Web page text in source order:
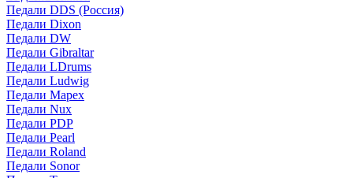
Педали DDS (Россия)
Педали Dixon
Педали DW
Педали Gibraltar
Педали LDrums
Педали Ludwig
Педали Mapex
Педали Nux
Педали PDP
Педали Pearl
Педали Roland
Педали Sonor